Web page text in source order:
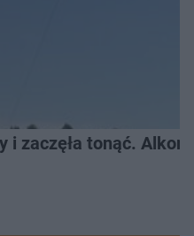
i zaczęła tonąć.